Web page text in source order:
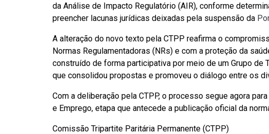
da Análise de Impacto Regulatório (AIR), conforme
preencher lacunas jurídicas deixadas pela suspensão da
A alteração do novo texto pela CTPP reafirma o
Normas Regulamentadoras (NRs) e com a proteção da
construído de forma participativa por meio de um Grupo de
que consolidou propostas e promoveu o diálogo entre os
Com a deliberação pela CTPP, o processo segue agora
e Emprego, etapa que antecede a publicação oficial da
Comissão Tripartite Paritária Permanente (CTPP)